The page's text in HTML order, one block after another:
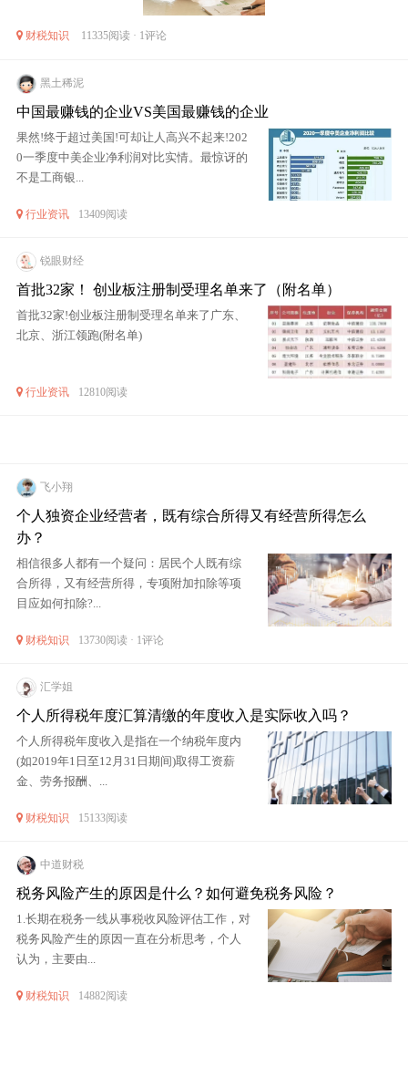
财税知识 11335阅读 · 1评论
黑土稀泥
中国最赚钱的企业VS美国最赚钱的企业
果然!终于超过美国!可却让人高兴不起来!202
0一季度中美企业净利润对比实情。最惊讶的
不是工商银...
行业资讯 13409阅读
锐眼财经
首批32家！ 创业板注册制受理名单来了（附名单）
首批32家!创业板注册制受理名单来了广东、
北京、浙江领跑(附名单)
行业资讯 12810阅读
飞小翔
个人独资企业经营者，既有综合所得又有经营所得怎么
办？
相信很多人都有一个疑问：居民个人既有综
合所得，又有经营所得，专项附加扣除等项
目应如何扣除?...
财税知识 13730阅读 · 1评论
汇学姐
个人所得税年度汇算清缴的年度收入是实际收入吗？
个人所得税年度收入是指在一个纳税年度内
(如2019年1日至12月31日期间)取得工资薪
金、劳务报酬、...
财税知识 15133阅读
中道财税
税务风险产生的原因是什么？如何避免税务风险？
1.长期在税务一线从事税收风险评估工作，对
税务风险产生的原因一直在分析思考，个人
认为，主要由...
财税知识 14882阅读